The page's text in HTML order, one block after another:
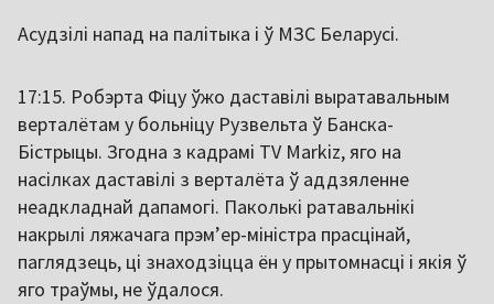
Асудзілі напад на палітыка і ў МЗС Беларусі.
17:15. Робэрта Фіцу ўжо даставілі выратавальным
верталётам у больніцу Рузвельта ў Банска-
Бістрыцы. Згодна з кадрамі TV Markiz, яго на
насілках даставілі з верталёта ў аддзяленне
неадкладнай дапамогі. Паколькі ратавальнікі
накрылі ляжачага прэмʼер-міністра прасцінай,
паглядзець, ці знаходзіцца ён у прытомнасці і якія ў
яго траўмы, не ўдалося.